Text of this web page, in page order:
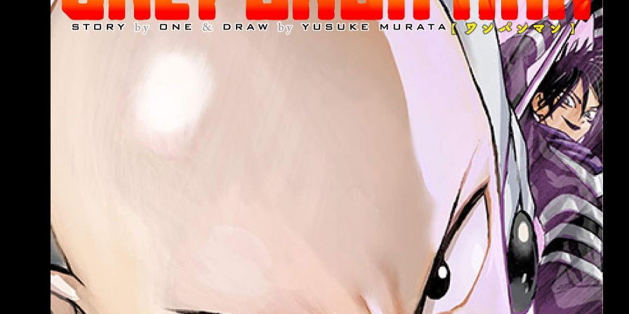
Action
Gokurakugai
มังงะ อัพเดตใหม่
Nami Gensan Ha
มังงะ อัพเดตใหม่
King the Land
มังงะ อัพเดตใหม่
I Didn’t Save You To Get
Proposed